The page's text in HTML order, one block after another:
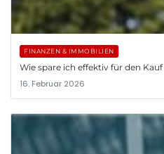
FINANZEN & IMMOBILIEN
Wie spare ich effektiv für den
16. Februar 2026